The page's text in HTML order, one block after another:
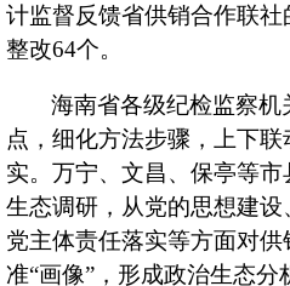
计监督反馈省供销合作联
整改64个。
海南省各级纪检监察
点，细化方法步骤，上下
实。万宁、文昌、保亭等
生态调研，从党的思想建
党主体责任落实等方面对
准“画像”，形成政治生态